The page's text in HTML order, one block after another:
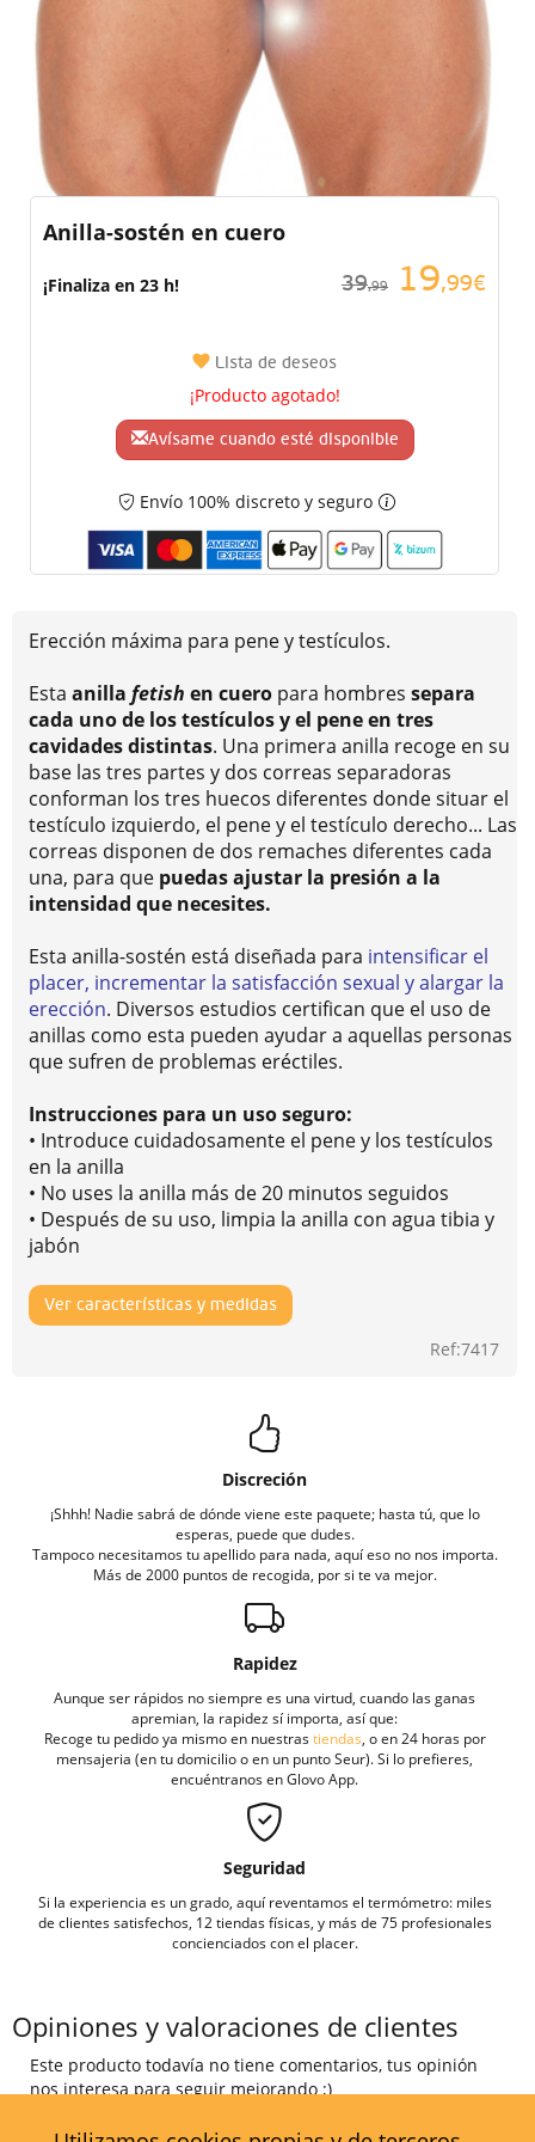
Anilla-sostén en cuero
¡Finaliza en 23 h! 39,99 19,99€
Lista de deseos
¡Producto agotado!
Avísame cuando esté disponible
Envío 100% discreto y seguro
Erección máxima para pene y testículos.
Esta anilla fetish en cuero para hombres separa
cada uno de los testículos y el pene en tres
cavidades distintas. Una primera anilla recoge en su
base las tres partes y dos correas separadoras
conforman los tres huecos diferentes donde situar el
testículo izquierdo, el pene y el testículo derecho... Las
correas disponen de dos remaches diferentes cada
una, para que puedas ajustar la presión a la
intensidad que necesites.
Esta anilla-sostén está diseñada para intensificar el
placer, incrementar la satisfacción sexual y alargar la
erección. Diversos estudios certifican que el uso de
anillas como esta pueden ayudar a aquellas personas
que sufren de problemas eréctiles.
Instrucciones para un uso seguro:
• Introduce cuidadosamente el pene y los testículos
en la anilla
• No uses la anilla más de 20 minutos seguidos
• Después de su uso, limpia la anilla con agua tibia y
jabón
Ver características y medidas
Ref:7417
Discreción
¡Shhh! Nadie sabrá de dónde viene este paquete; hasta tú, que lo
esperas, puede que dudes.
Tampoco necesitamos tu apellido para nada, aquí eso no nos importa.
Más de 2000 puntos de recogida, por si te va mejor.
Rapidez
Aunque ser rápidos no siempre es una virtud, cuando las ganas
apremian, la rapidez sí importa, así que:
Recoge tu pedido ya mismo en nuestrastiendas, o en 24 horas por
mensajeria (en tu domicilio o en un punto Seur). Si lo prefieres,
encuéntranos en Glovo App.
Seguridad
Si la experiencia es un grado, aquí reventamos el termómetro: miles
de clientes satisfechos, 12 tiendas físicas, y más de 75 profesionales
concienciados con el placer.
Opiniones y valoraciones de clientes
Este producto todavía no tiene comentarios, tus opinión
nos interesa para seguir mejorando ;)